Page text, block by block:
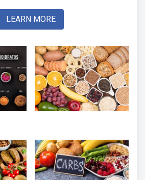
LEARN MORE